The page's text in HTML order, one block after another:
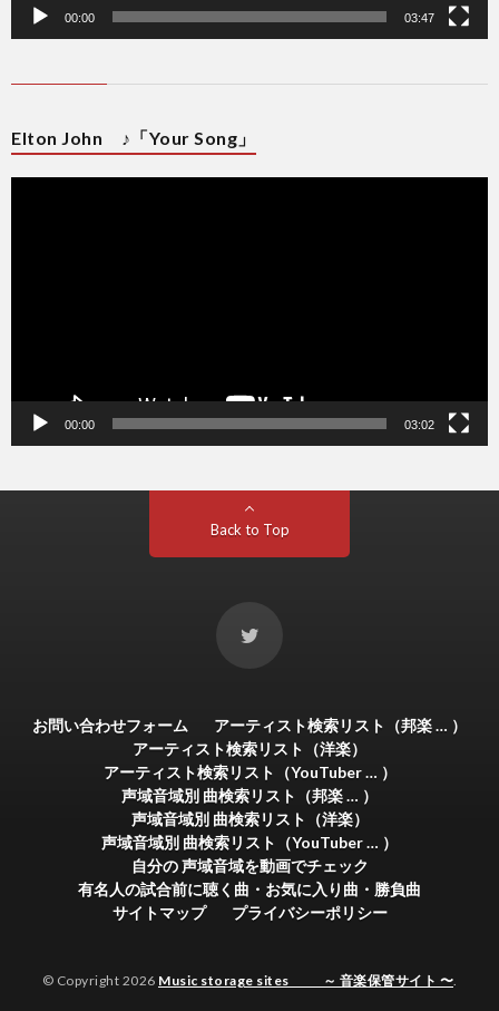
00:00 03:47
Elton John ♪「Your Song」
動
00:00 03:02
Back to Top
お問い合わせフォーム
アーティスト検索リスト（邦楽 … ）
アーティスト検索リスト（洋楽）
アーティスト検索リスト（YouTuber … ）
声域音域別 曲検索リスト（邦楽 … ）
声域音域別 曲検索リスト（洋楽）
声域音域別 曲検索リスト（YouTuber … ）
自分の 声域音域を動画でチェック
有名人の試合前に聴く曲・お気に入り曲・勝負曲
サイトマップ
プライバシーポリシー
© Copyright 2026 Music storage sites ～ 音楽保管サイト 〜